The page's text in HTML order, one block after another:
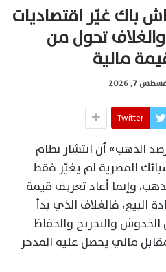
باك غيّر اقتصاديات
تحول من
مالية
7, 2026
Twitter
الذهب» أن انتشار نظام
المصرية لم يغيّر فقط
وإنما أعاد تعريف قيمة
البيع، فالغلاف الذي بدأ
والتجريح والحفاظ
مالي يحصل عليه المدخر